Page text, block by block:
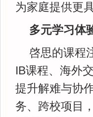
为家庭提供更
多元学习体
啓思的课程
IB课程、海外
提升解难与协
务、跨校项目